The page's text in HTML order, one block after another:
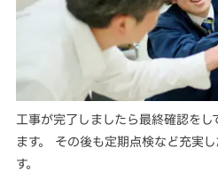
工事が完了しましたら最終確認を
ます。 その後も定期点検など充実
す。